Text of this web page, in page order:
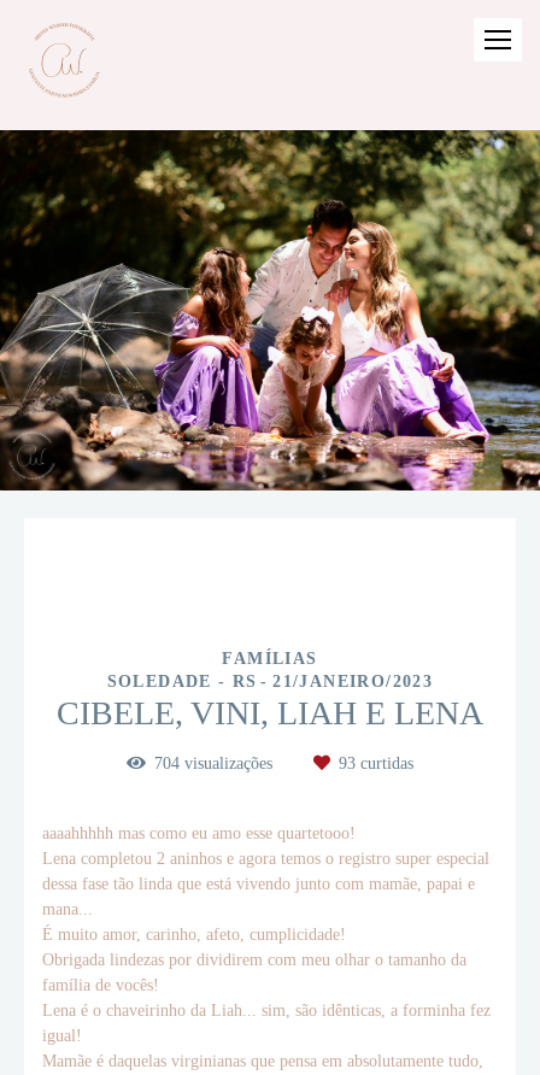
FAMÍLIAS
SOLEDADE - RS
21/JANEIRO/2023
CIBELE, VINI, LIAH E LENA
704 visualizações 93 curtidas
aaaahhhhh mas como eu amo esse quartetooo!
Lena completou 2 aninhos e agora temos o registro super especial
dessa fase tão linda que está vivendo junto com mamãe, papai e
mana...
É muito amor, carinho, afeto, cumplicidade!
Obrigada lindezas por dividirem com meu olhar o tamanho da
família de vocês!
Lena é o chaveirinho da Liah... sim, são idênticas, a forminha fez
igual!
Mamãe é daquelas virginianas que pensa em absolutamente tudo,